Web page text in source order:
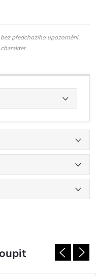
předchozího upozornění.